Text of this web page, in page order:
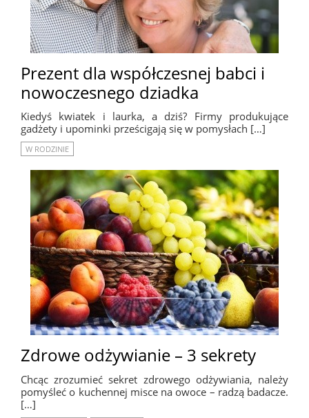
Prezent dla współczesnej babci i
nowoczesnego dziadka
Kiedyś kwiatek i laurka, a dziś? Firmy produkujące
gadżety i upominki prześcigają się w pomysłach […]
W RODZINIE
Zdrowe odżywianie – 3 sekrety
Chcąc zrozumieć sekret zdrowego odżywiania, należy
pomyśleć o kuchennej misce na owoce – radzą badacze.
[…]